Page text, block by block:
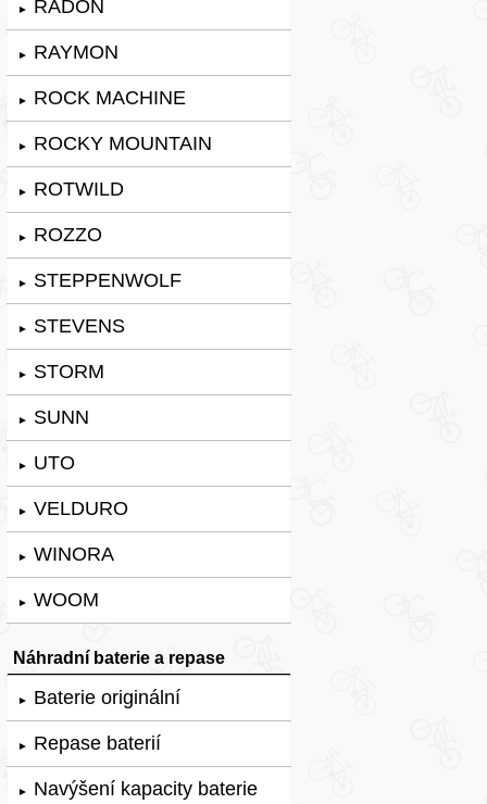
► RADON
► RAYMON
► ROCK MACHINE
► ROCKY MOUNTAIN
► ROTWILD
► ROZZO
► STEPPENWOLF
► STEVENS
► STORM
► SUNN
► UTO
► VELDURO
► WINORA
► WOOM
Náhradní baterie a repase
► Baterie originální
► Repase baterií
► Navýšení kapacity baterie